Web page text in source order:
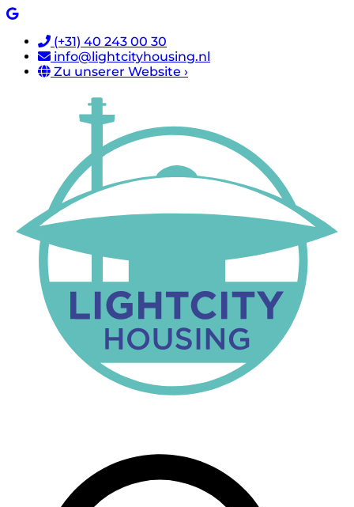
(+31) 40 243 00 30
info@lightcityhousing.nl
Zu unserer Website ›